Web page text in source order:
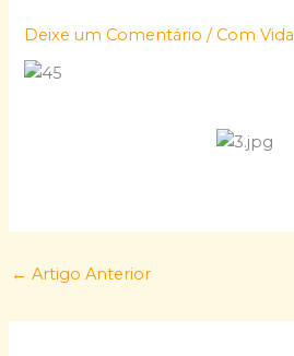
Deixe um Comentário / Com Vida
← Artigo Anterior